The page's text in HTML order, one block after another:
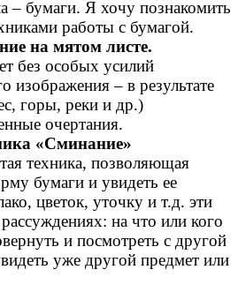
– бумаги. Я хочу познакомить
работы с бумагой.
на мятом листе.
без особых усилий
изображения – в результате
горы, реки и др.)
очертания.
«Сминание»
техника, позволяющая
бумаги и увидеть ее
цветок, уточку и т.д. эти
на что или кого
и посмотреть с другой
уже другой предмет или